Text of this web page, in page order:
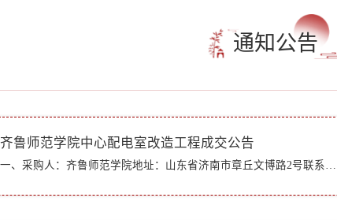
通知公告
齐鲁师范学院中心配电室改造工程成交公告
一、采购人：齐鲁师范学院地址：山东省济南市章丘文博路2号联系人：齐鲁师范学院联系方式：0531-66778309采购代理机构：山东华正招标咨询有限公司地址：山东省济南市历下区经十路14717号齐源大厦A705联系人：徐老...